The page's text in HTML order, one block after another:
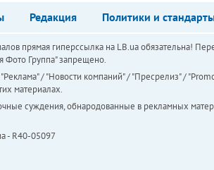
Редакция Политики и
прямая гиперссылка на LB.ua обязательна!
Фото Группа" запрещено.
/ "Новости компаний" / "Пресрелиз" /
материалах.
суждения, обнародованные в рекламных
- R40-05097